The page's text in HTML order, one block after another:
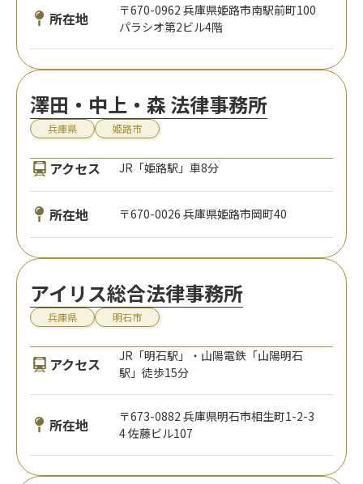
所在地
〒670-0962 兵庫県姫路市南駅前町100
パラシオ第2ビル4階
澤田・中上・森 法律事務所
兵庫県 姫路市
アクセス JR「姫路駅」車8分
所在地 〒670-0026 兵庫県姫路市岡町40
アイリス総合法律事務所
兵庫県 明石市
アクセス
JR「明石駅」・山陽電鉄「山陽明石
駅」徒歩15分
所在地
〒673-0882 兵庫県明石市相生町1-2-3
4 佐藤ビル107